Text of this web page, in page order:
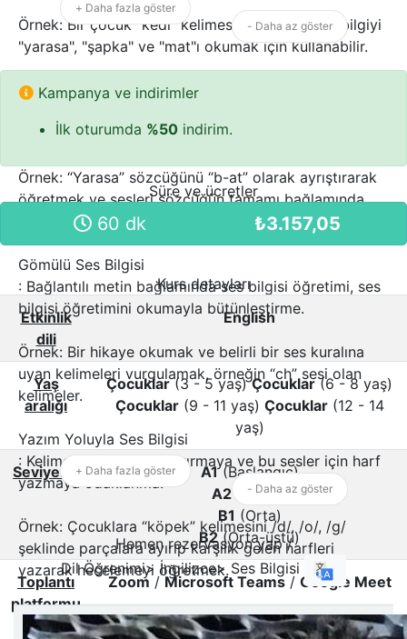
Örnek: Bir çocuk "kedi" kelimesini biliyorsa, bu bilgiyi
"yarasa", "şapka" ve "mat"ı okumak için kullanabilir.
Analitik Ses Bilgisi: Önceden öğrenilen kelimelerdeki
etmeden analiz etmeyi içerir.
Örnek: “Yarasa” sözcüğünü “b-at” olarak ayrıştırarak
öğretmek ve sesleri sözcüğün tamamı bağlamında
tartışmak.
Gömülü Ses Bilgisi
: Bağlantılı metin bağlamında ses bilgisi öğretimi, ses
bilgisi öğretimini okumayla bütünleştirme.
Örnek: Bir hikaye okumak ve belirli bir ses kuralına
uyan kelimeleri vurgulamak, örneğin “ch” sesi olan
kelimeler.
Yazım Yoluyla Ses Bilgisi
: Kelimeleri fonemlere ayırmaya ve bu sesler için harf
yazmaya odaklanma.
Örnek: Çocuklara “köpek” kelimesini /d/, /o/, /g/
şeklinde parçalara ayırıp karşılık gelen harfleri
yazarak hecelemeyi öğretmek.
Başlangıç-Kağıt Ses Bilgisi
+ Daha fazla göster
- Daha az göster
Kampanya ve indirimler
İlk oturumda %50 indirim.
Süre ve ücretler
60 dk ₺3.157,05
Kurs detayları
Etkinlik
dili
English
Yaş
aralığı
Çocuklar(3 - 5 yaş) Çocuklar(6 - 8 yaş)
Çocuklar(9 - 11 yaş) Çocuklar(12 - 14
yaş)
Seviyeler A1(Başlangıç)
A2(Temel)
B1 (Orta)
B2(Orta-üstü)
Toplantı
platformu
Zoom /Microsoft Teams/ Google Meet
+ Daha fazla göster
- Daha az göster
Hemen rezervasyon yap /
Dil Öğrenimi> İngilizce> Ses Bilgisi